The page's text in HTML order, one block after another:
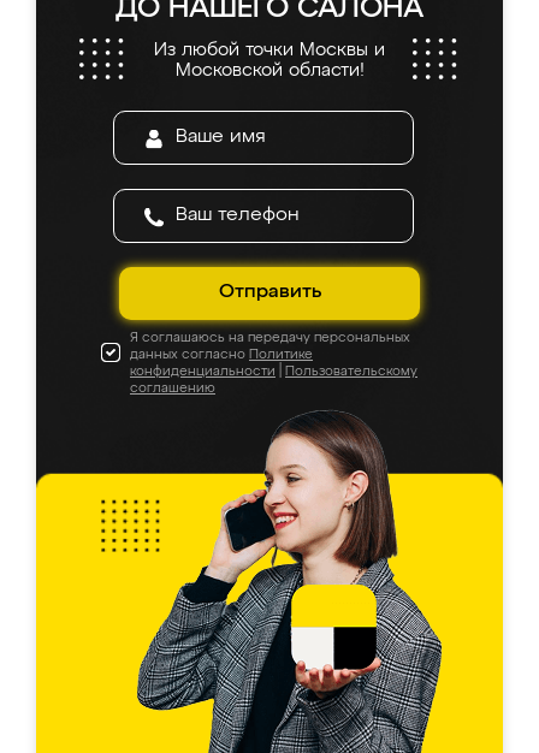
ДО НАШЕГО САЛОНА
Из любой точки Москвы и
Московской области!
Отправить
Я соглашаюсь на передачу персональных
данных согласно Политике
конфиденциальности
Пользовательскому
соглашению